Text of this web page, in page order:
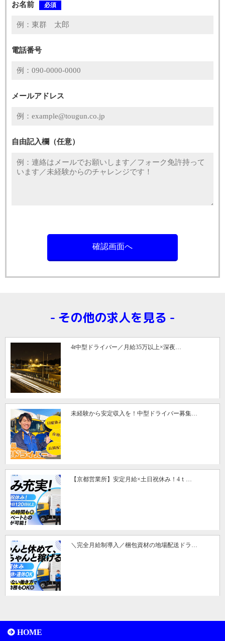
お名前 必須
電話番号
メールアドレス
自由記入欄（任意）
その他の求人を見る
4t中型ドライバー／月給35万以上×深夜…
未経験から安定収入を！中型ドライバー募集…
【京都営業所】安定月給×土日祝休み！4ｔ…
＼完全月給制導入／梱包資材の地場配送ドラ…
HOME